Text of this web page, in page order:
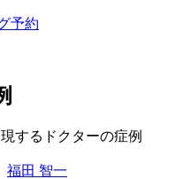
予約
するドクターの症例
福田 智一